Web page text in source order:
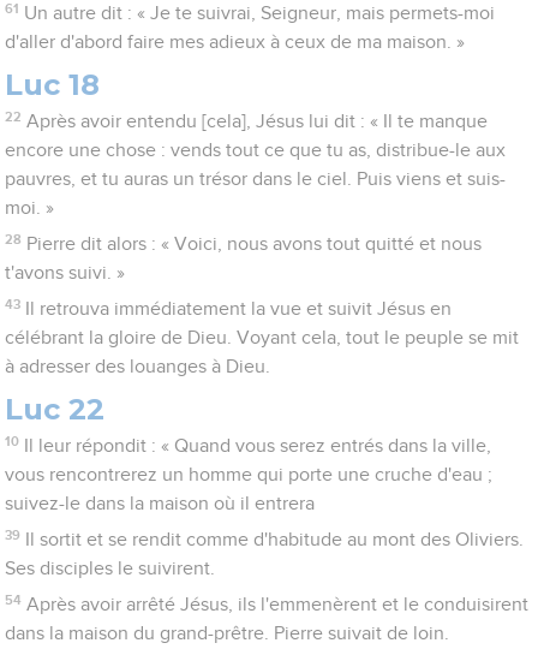
61 Un autre dit : « Je te suivrai, Seigneur, mais permets-moi
d'aller d'abord faire mes adieux à ceux de ma maison. »
Luc 18
22 Après avoir entendu [cela], Jésus lui dit : « Il te manque
encore une chose : vends tout ce que tu as, distribue-le aux
pauvres, et tu auras un trésor dans le ciel. Puis viens et suis-
moi. »
28 Pierre dit alors : « Voici, nous avons tout quitté et nous
t'avons suivi. »
43
Il retrouva immédiatement la vue et suivit Jésus en
célébrant la gloire de Dieu. Voyant cela, tout le peuple se mit
à adresser des louanges à Dieu.
Luc 22
10
Il leur répondit : « Quand vous serez entrés dans la ville,
vous rencontrerez un homme qui porte une cruche d'eau ;
suivez-le dans la maison où il entrera
39
Il sortit et se rendit comme d'habitude au mont des Oliviers.
Ses disciples le suivirent.
54 Après avoir arrêté Jésus, ils l'emmenèrent et le conduisirent
dans la maison du grand-prêtre. Pierre suivait de loin.